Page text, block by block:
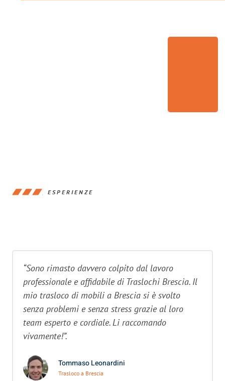
ESPERIENZE
“Sono rimasto davvero colpito dal lavoro
professionale e affidabile di Traslochi Brescia. Il
mio trasloco di mobili a Brescia si è svolto
senza problemi e senza stress grazie al loro
team esperto e cordiale. Li raccomando
vivamente!”.
Tommaso Leonardini
Trasloco a Brescia